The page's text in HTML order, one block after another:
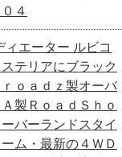
４
エーター ルビコ
テリアにブラック
ｏａｄｚ製オーバ
製ＲｏａｄＳｈｏ
バーランドスタイ
ム・最新の４ＷＤ